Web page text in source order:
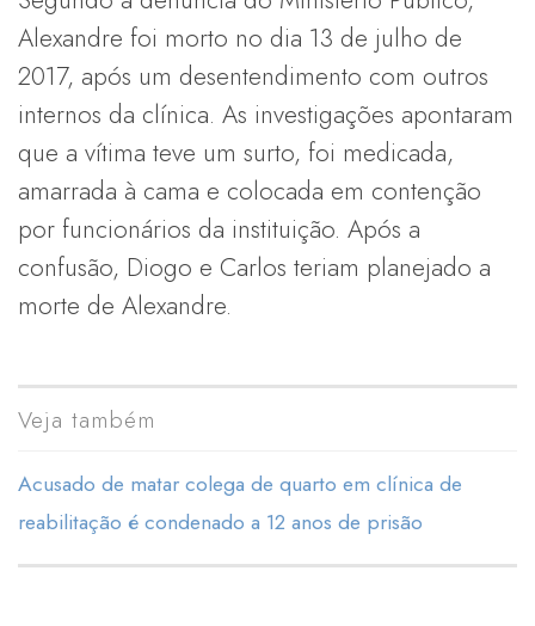
Alexandre foi morto no dia 13 de julho de
2017, após um desentendimento com outros
internos da clínica. As investigações apontaram
que a vítima teve um surto, foi medicada,
amarrada à cama e colocada em contenção
por funcionários da instituição. Após a
confusão, Diogo e Carlos teriam planejado a
morte de Alexandre.
Veja também
Acusado de matar colega de quarto em clínica de
reabilitação é condenado a 12 anos de prisão